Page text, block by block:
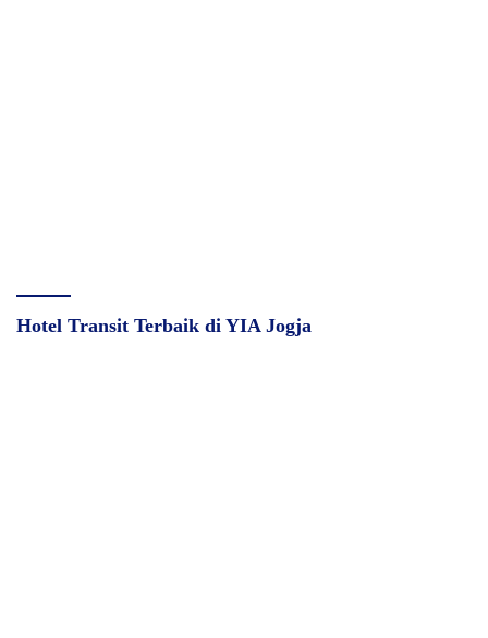
Hotel Transit Terbaik di YIA Jogja